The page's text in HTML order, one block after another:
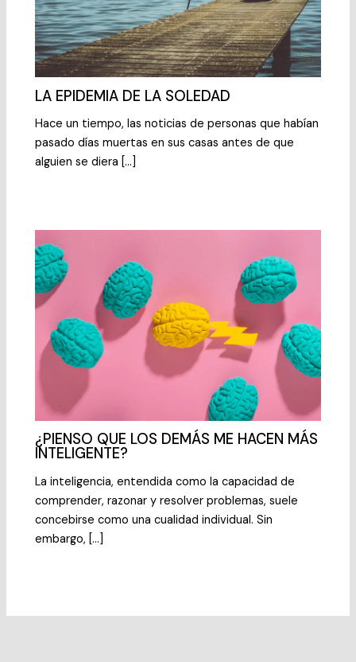
LA EPIDEMIA DE LA SOLEDAD
Hace un tiempo, las noticias de personas que habían
pasado días muertas en sus casas antes de que
alguien se diera […]
¿PIENSO QUE LOS DEMÁS ME HACEN MÁS
INTELIGENTE?
La inteligencia, entendida como la capacidad de
comprender, razonar y resolver problemas, suele
concebirse como una cualidad individual. Sin
embargo, […]